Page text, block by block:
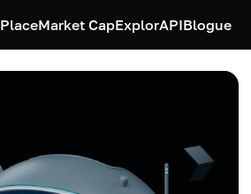
PlaceMarket CapExplorAPIBlogue